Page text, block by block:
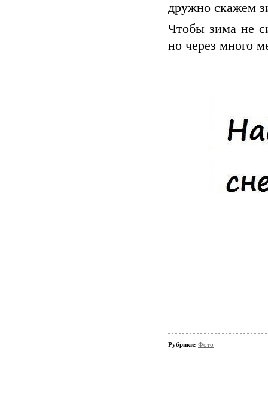
дружно
Чтобы зима не
но через много
Рубрики: Фото